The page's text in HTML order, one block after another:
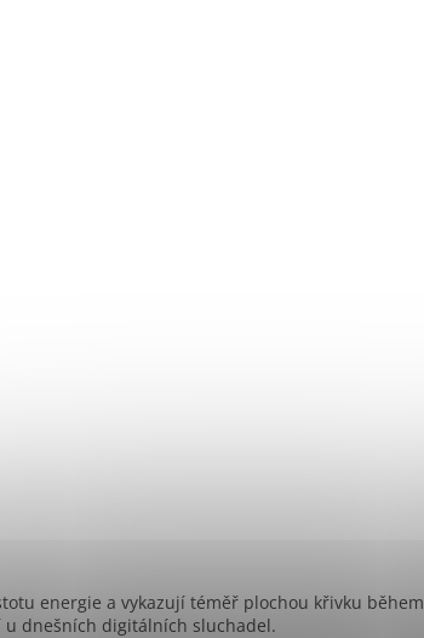
energie a vykazují téměř plochou křivku během
dnešních digitálních sluchadel.